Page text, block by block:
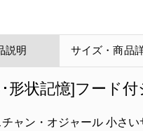
説明 サイズ・商品
形状記憶]フード
チャン・オジャール 小さい